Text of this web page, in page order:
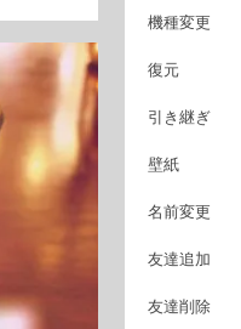
機種変更
復元
引き継ぎ
壁紙
名前変更
友達追加
友達削除